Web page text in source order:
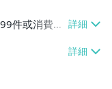
件或消費滿